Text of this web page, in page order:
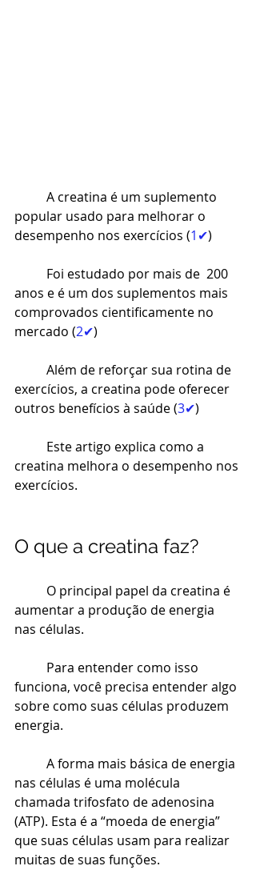
A creatina é um suplemento
popular usado para melhorar o
desempenho nos exercícios (1✔)
Foi estudado por mais de 	200
anos e é um dos suplementos mais
comprovados cientificamente no
mercado (2✔)
Além de reforçar sua rotina de
exercícios, a creatina pode oferecer
outros benefícios à saúde (3✔)
Este artigo explica como a
creatina melhora o desempenho nos
exercícios.
O que a creatina faz?
O principal papel da creatina é
aumentar a produção de energia
nas células.
Para entender como isso
funciona, você precisa entender algo
sobre como suas células produzem
energia.
A forma mais básica de energia
nas células é uma molécula
chamada trifosfato de adenosina
(ATP). Esta é a “moeda de energia”
que suas células usam para realizar
muitas de suas funções.